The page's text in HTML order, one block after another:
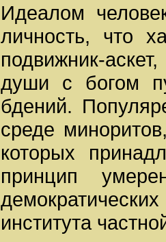
Идеалом
личность, что
подвижник-
души с богом
бдений.
среде
которых
принцип
института